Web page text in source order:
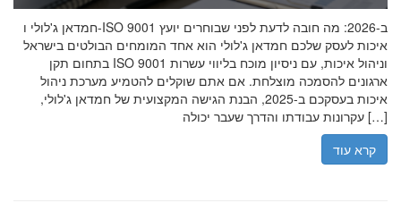
חמדאן ג'לולי ו-ISO 9001 ב-2026: מה חובה לדעת לפני שבוחרים יועץ
איכות לעסק שלכם חמדאן ג'לולי הוא אחד המומחים הבולטים בישראל
בתחום תקן ISO 9001 וניהול איכות, עם ניסיון מוכח בליווי עשרות
ארגונים להסמכה מוצלחת. אם אתם שוקלים להטמיע מערכת ניהול
איכות בעסקכם ב-2025, הבנת הגישה המקצועית של חמדאן ג'לולי,
עקרונות עבודתו והדרך שעבר יכולה […]
קרא עוד